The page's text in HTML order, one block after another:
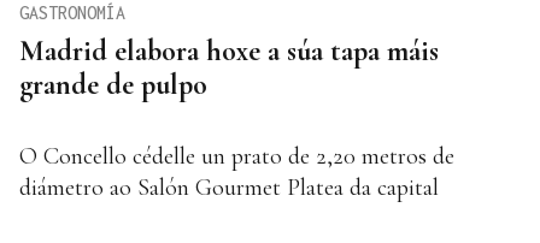
Madrid elabora hoxe a súa tapa máis
grande de pulpo
GASTRONOMÍA
O Concello cédelle un prato de 2,20 metros de
diámetro ao Salón Gourmet Platea da capital